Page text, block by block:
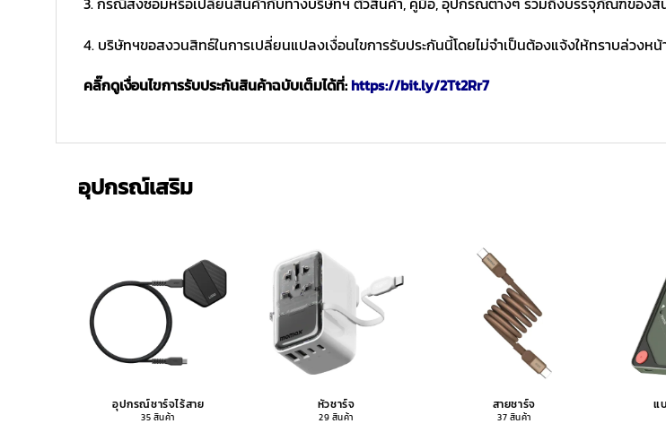
4. บริษัทฯขอสงวนสิทธ์ในการเปลี่ยนแปลงเงื่อนไขการรับประกันนี้โดยไม่จำเป็นต้องแจ้งให้ทราบล่วงหน้
คลิ๊กดูเงื่อนไขการรับประกันสินค้าฉบับเต็มได้ที่:https://bit.ly/2Tt2Rr7
อุปกรณ์เสริม
อุปกรณ์ชาร์จไร้สาย
35 สินค้า
หัวชาร์จ
29 สินค้า
สายชาร์จ
37 สินค้า
แ